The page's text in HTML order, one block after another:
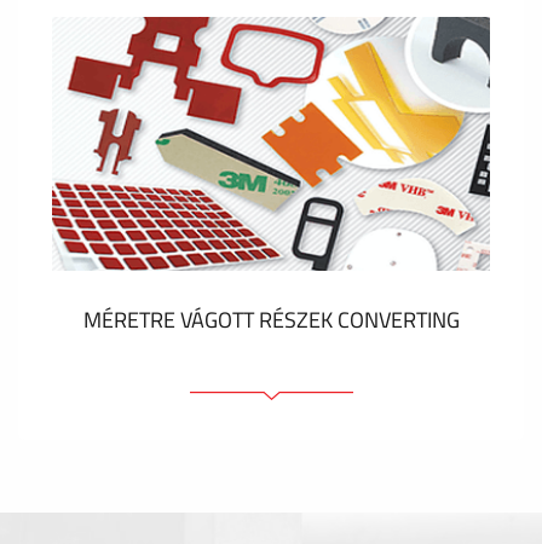
Előlapok (elülső, tartó)
Anodizált panelek
Színes panelek
Panelek szerelőelemekkel
Gravírozott címkék
MUTASS TÖBBET
MÉRETRE VÁGOTT RÉSZEK CONVERTING